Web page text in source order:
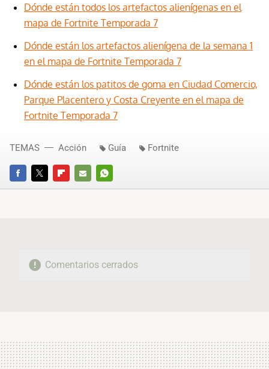
Dónde están todos los artefactos alienígenas en el
mapa de Fortnite Temporada 7
Dónde están los artefactos alienígena de la semana 1
en el mapa de Fortnite Temporada 7
Dónde están los patitos de goma en Ciudad Comercio,
Parque Placentero y Costa Creyente en el mapa de
Fortnite Temporada 7
FACEBOOKTWITTERFLIPBOARD
E-
WHATSAPP
TEMAS Acción Guía Fortnite
Comentarios cerrados